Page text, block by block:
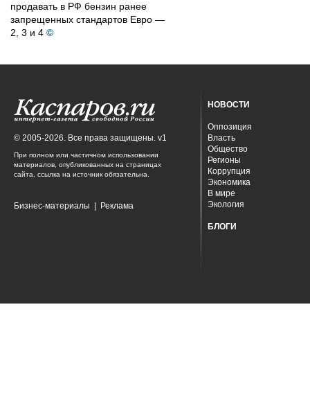
продавать в РФ бензин ранее
запрещенных стандартов Евро —
2, 3 и 4 ©
© 2005-2026. Все права защищены. v1
При полном или частичном использовании
материалов, опубликованных на страницах
сайта, ссылка на источник обязательна.
Бизнес-материалы Реклама
НОВОСТИ
Оппозиция
Власть
Общество
Регионы
Коррупция
Экономика
В мире
Экология
БЛОГИ